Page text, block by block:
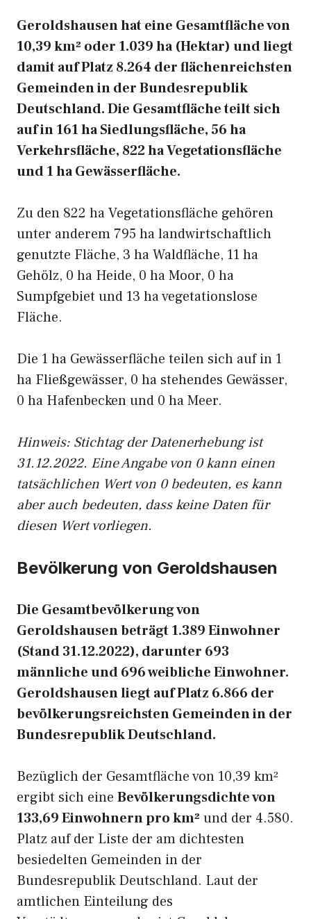
Geroldshausen hat eine Gesamtfläche von
10,39 km² oder 1.039 ha (Hektar) und liegt
damit auf Platz 8.264 der flächenreichsten
Gemeinden in der Bundesrepublik
Deutschland. Die Gesamtfläche teilt sich
auf in 161 ha Siedlungsfläche, 56 ha
Verkehrsfläche, 822 ha Vegetationsfläche
und 1 ha Gewässerfläche.
Zu den 822 ha Vegetationsfläche gehören
unter anderem 795 ha landwirtschaftlich
genutzte Fläche, 3 ha Waldfläche, 11 ha
Gehölz, 0 ha Heide, 0 ha Moor, 0 ha
Sumpfgebiet und 13 ha vegetationslose
Fläche.
Die 1 ha Gewässerfläche teilen sich auf in 1
ha Fließgewässer, 0 ha stehendes Gewässer,
0 ha Hafenbecken und 0 ha Meer.
Hinweis: Stichtag der Datenerhebung ist
31.12.2022. Eine Angabe von 0 kann einen
tatsächlichen Wert von 0 bedeuten, es kann
aber auch bedeuten, dass keine Daten für
diesen Wert vorliegen.
Bevölkerung von Geroldshausen
Die Gesamtbevölkerung von
Geroldshausen beträgt 1.389 Einwohner
(Stand 31.12.2022), darunter 693
männliche und 696 weibliche Einwohner.
Geroldshausen liegt auf Platz 6.866 der
bevölkerungsreichsten Gemeinden in der
Bundesrepublik Deutschland.
Bezüglich der Gesamtfläche von 10,39 km²
ergibt sich eine Bevölkerungsdichte von
133,69 Einwohnern pro km² und der 4.580.
Platz auf der Liste der am dichtesten
besiedelten Gemeinden in der
Bundesrepublik Deutschland. Laut der
amtlichen Einteilung des